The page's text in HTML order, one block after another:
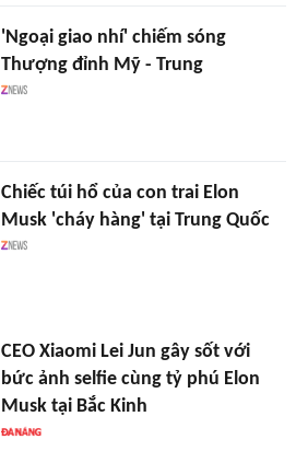
'Ngoại giao nhí' chiếm sóng
Thượng đỉnh Mỹ - Trung
Chiếc túi hổ của con trai Elon
Musk 'cháy hàng' tại Trung Quốc
CEO Xiaomi Lei Jun gây sốt với
bức ảnh selfie cùng tỷ phú Elon
Musk tại Bắc Kinh